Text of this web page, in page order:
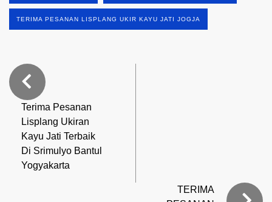
TERIMA PESANAN LISPLANG UKIR KAYU JATI JOGJA
Terima Pesanan
Lisplang Ukiran
Kayu Jati Terbaik
Di Srimulyo Bantul
Yogyakarta
TERIMA